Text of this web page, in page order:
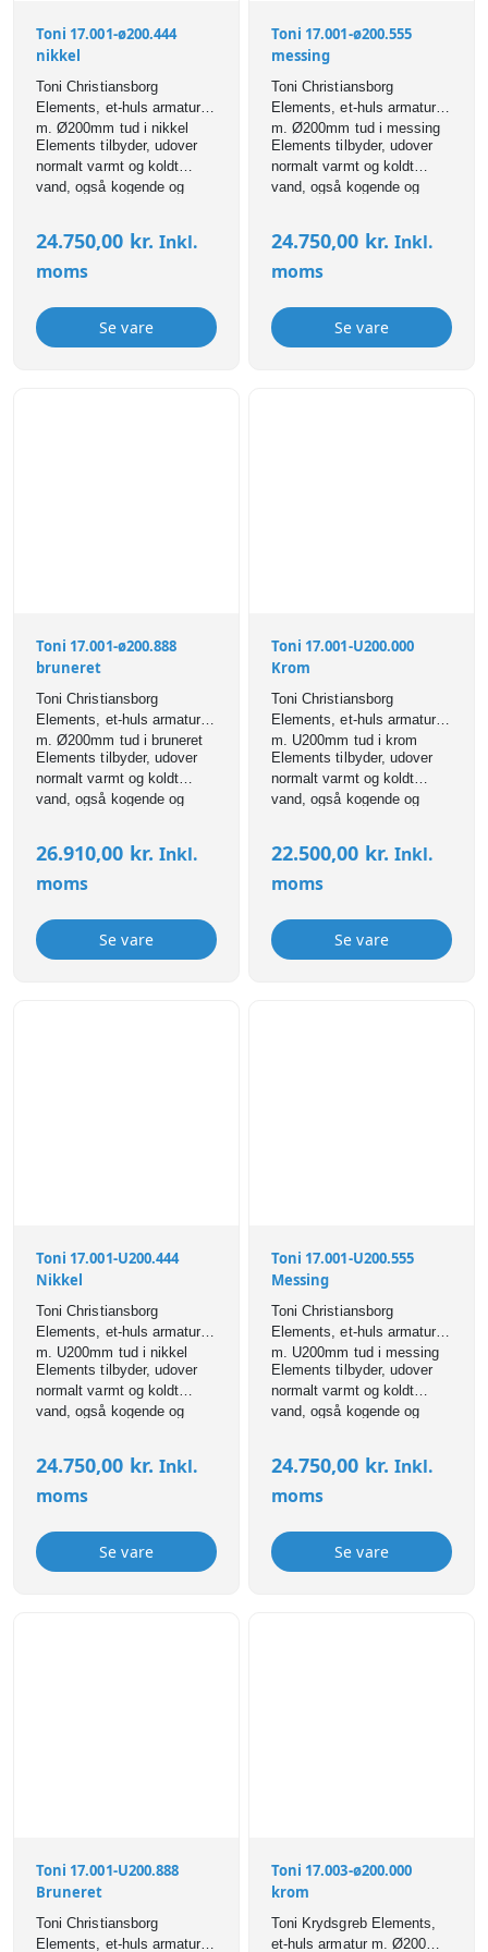
15 W
energieffektivitetsklasse A
beskyttelse af kedlen mod
tilkalkning Kapacitet 600 L
ved 15° dKH 5-trinsfilter
flowmåler
Toni 17.001-ø200.444
nikkel
Toni Christiansborg
Elements, et-huls armatur
m. Ø200mm tud i nikkel
Elements tilbyder, udover
normalt varmt og koldt
vand, også kogende og
24.750,00 kr. Inkl.
moms
Se vare
Toni 17.001-ø200.555
messing
Toni Christiansborg
Elements, et-huls armatur
m. Ø200mm tud i messing
Elements tilbyder, udover
normalt varmt og koldt
vand, også kogende og
24.750,00 kr. Inkl.
moms
Se vare
Toni 17.001-ø200.888
bruneret
Toni Christiansborg
Elements, et-huls armatur
m. Ø200mm tud i bruneret
Elements tilbyder, udover
normalt varmt og koldt
vand, også kogende og
26.910,00 kr. Inkl.
moms
Se vare
Toni 17.001-U200.000
Krom
Toni Christiansborg
Elements, et-huls armatur
m. U200mm tud i krom
Elements tilbyder, udover
normalt varmt og koldt
vand, også kogende og
22.500,00 kr. Inkl.
moms
Se vare
Toni 17.001-U200.444
Nikkel
Toni Christiansborg
Elements, et-huls armatur
m. U200mm tud i nikkel
Elements tilbyder, udover
normalt varmt og koldt
vand, også kogende og
24.750,00 kr. Inkl.
moms
Se vare
Toni 17.001-U200.555
Messing
Toni Christiansborg
Elements, et-huls armatur
m. U200mm tud i messing
Elements tilbyder, udover
normalt varmt og koldt
vand, også kogende og
24.750,00 kr. Inkl.
moms
Se vare
Toni 17.001-U200.888
Bruneret
Toni Christiansborg
Elements, et-huls armatur
Toni 17.003-ø200.000
krom
Toni Krydsgreb Elements,
et-huls armatur m. Ø200mm